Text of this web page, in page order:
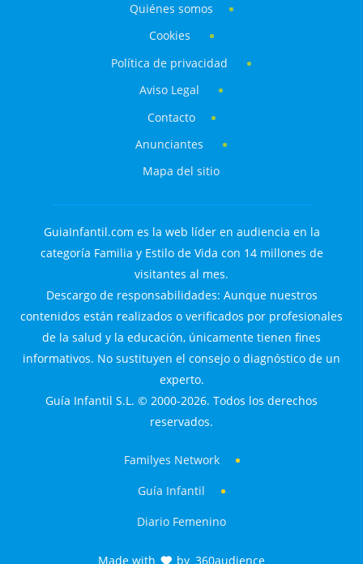
Quiénes somos
Cookies
Política de privacidad
Aviso Legal
Contacto
Anunciantes
Mapa del sitio
GuiaInfantil.com es la web líder en audiencia en la
categoría Familia y Estilo de Vida con 14 millones de
visitantes al mes.
Descargo de responsabilidades: Aunque nuestros
contenidos están realizados o verificados por profesionales
de la salud y la educación, únicamente tienen fines
informativos. No sustituyen el consejo o diagnóstico de un
experto.
Guía Infantil S.L. © 2000-2026. Todos los derechos
reservados.
Familyes Network
Guía Infantil
Diario Femenino
Made with by 360audience